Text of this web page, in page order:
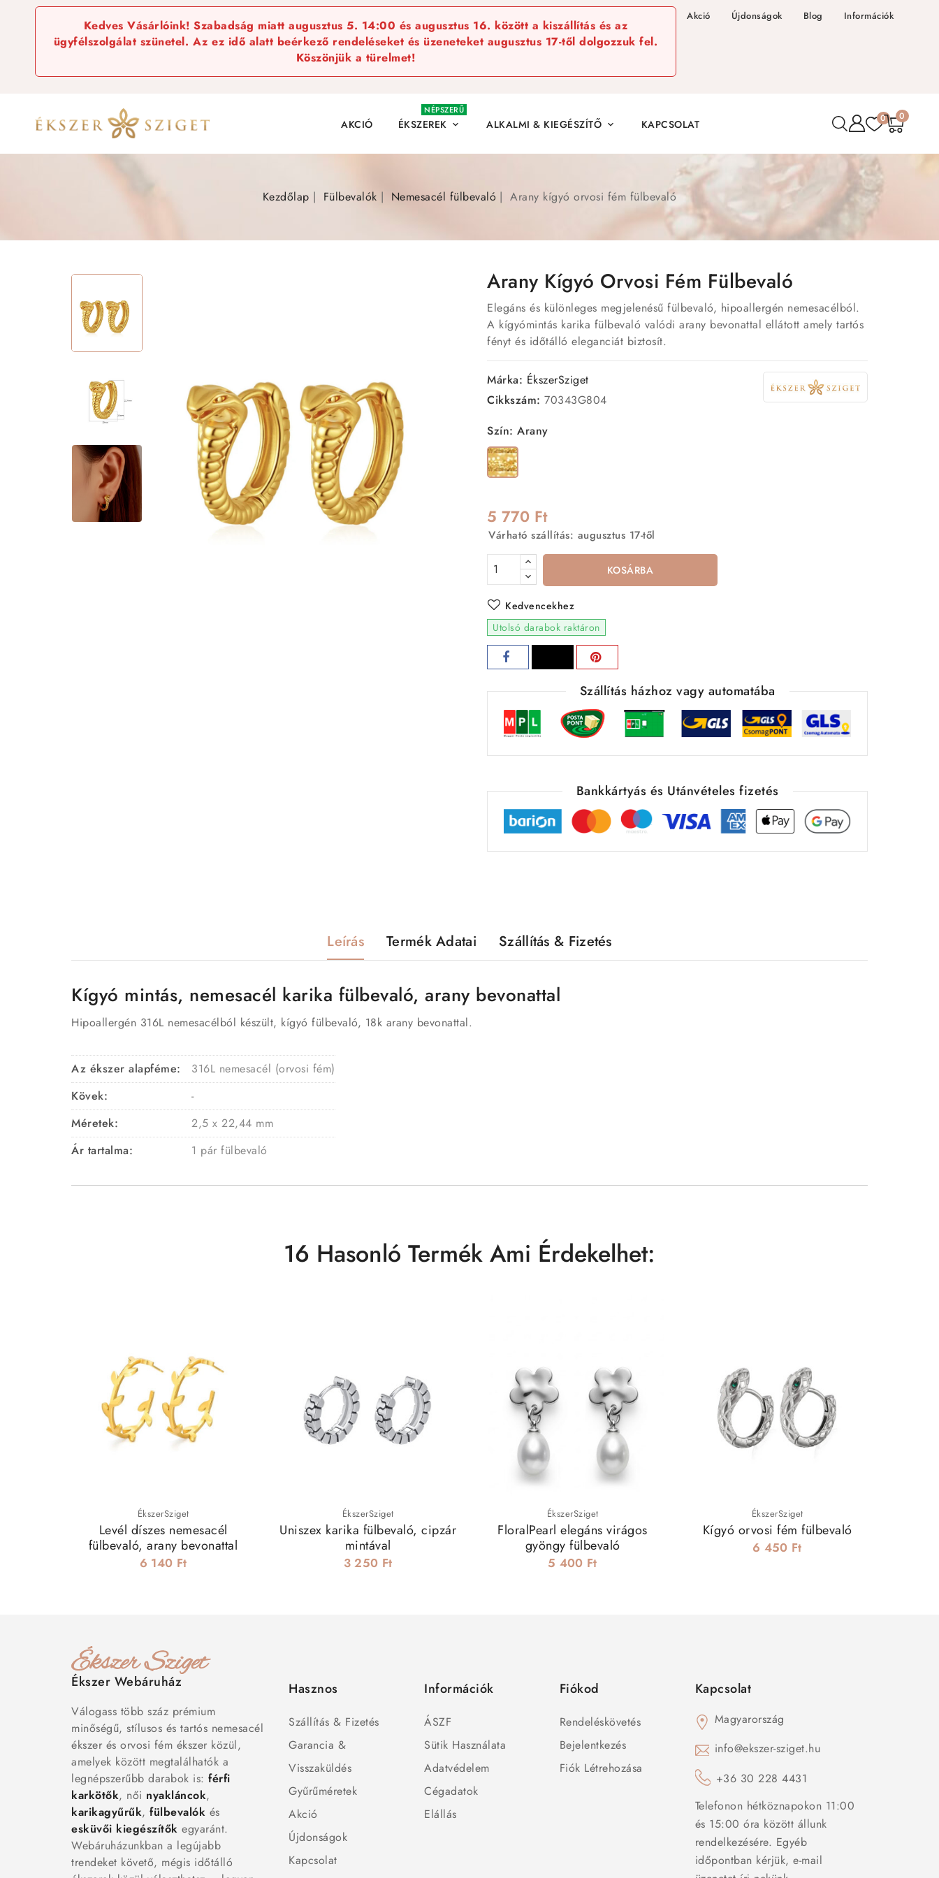
Kedves Vásárlóink! Szabadság miatt augusztus 5. 14:00 és augusztus 16. között a kiszállítás és az
ügyfélszolgálat szünetel. Az ez idő alatt beérkező rendeléseket és üzeneteket augusztus 17-től dolgozzuk fel.
Köszönjük a türelmet!
Akció Újdonságok Blog Információk
AKCIÓ ÉKSZEREK 
NÉPSZERŰ
ALKALMI & KIEGÉSZÍTŐ  KAPCSOLAT 0 0
Kezdőlap Fülbevalók Nemesacél fülbevaló Arany kígyó orvosi fém fülbevaló
Arany Kígyó Orvosi Fém Fülbevaló
Elegáns és különleges megjelenésű fülbevaló, hipoallergén nemesacélból.
A kígyómintás karika fülbevaló valódi arany bevonattal ellátott amely tartós
fényt és időtálló eleganciát biztosít.
Márka: ÉkszerSziget
Cikkszám: 70343G804
Szín: Arany
Arany
5 770 Ft
Várható szállítás: augusztus 17-től
KOSÁRBA
Kedvencekhez
Utolsó darabok raktáron
Szállítás házhoz vagy automatába
Bankkártyás és Utánvételes fizetés
Leírás Termék Adatai Szállítás & Fizetés
Kígyó mintás, nemesacél karika fülbevaló, arany bevonattal
Hipoallergén 316L nemesacélból készült, kígyó fülbevaló, 18k arany bevonattal.
Az ékszer alapféme:
316L nemesacél (orvosi fém)
Kövek:
-
Méretek:
2,5 x 22,44 mm
Ár tartalma:
1 pár fülbevaló
16 Hasonló Termék Ami Érdekelhet:
ÉkszerSziget
Levél díszes nemesacél
fülbevaló, arany bevonattal
6 140 Ft
ÉkszerSziget
Uniszex karika fülbevaló, cipzár
mintával
3 250 Ft
ÉkszerSziget
FloralPearl elegáns virágos
gyöngy fülbevaló
5 400 Ft
ÉkszerSziget
Kígyó orvosi fém fülbevaló
6 450 Ft
Ékszer Webáruház
Válogass több száz prémium
minőségű, stílusos és tartós nemesacél
ékszer és orvosi fém ékszer közül,
amelyek között megtalálhatók a
legnépszerűbb darabok is: férfi
karkötők, női nyakláncok,
karikagyűrűk, fülbevalók és
esküvői kiegészítők egyaránt.
Webáruházunkban a legújabb
trendeket követő, mégis időtálló
Hasznos
Szállítás & Fizetés
Garancia &
Visszaküldés
Gyűrűméretek
Akció
Újdonságok
Kapcsolat
Információk
ÁSZF
Sütik Használata
Adatvédelem
Cégadatok
Elállás
Fiókod
Rendeléskövetés
Bejelentkezés
Fiók Létrehozása
Kapcsolat
Magyarország
info@ekszer-sziget.hu
+36 30 228 4431
Telefonon hétköznapokon 11:00
és 15:00 óra között állunk
rendelkezésére. Egyéb
időpontban kérjük, e-mail